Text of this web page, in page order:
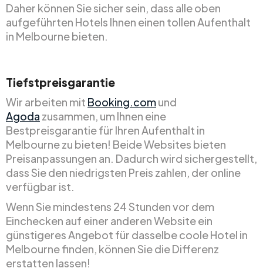
Daher können Sie sicher sein, dass alle oben
aufgeführten Hotels Ihnen einen tollen Aufenthalt
in Melbourne bieten.
Tiefstpreisgarantie
Wir arbeiten mit Booking.comund
Agoda zusammen, um Ihnen eine
Bestpreisgarantie für Ihren Aufenthalt in
Melbourne zu bieten! Beide Websites bieten
Preisanpassungen an. Dadurch wird sichergestellt,
dass Sie den niedrigsten Preis zahlen, der online
verfügbar ist.
Wenn Sie mindestens 24 Stunden vor dem
Einchecken auf einer anderen Website ein
günstigeres Angebot für dasselbe coole Hotel in
Melbourne finden, können Sie die Differenz
erstatten lassen!